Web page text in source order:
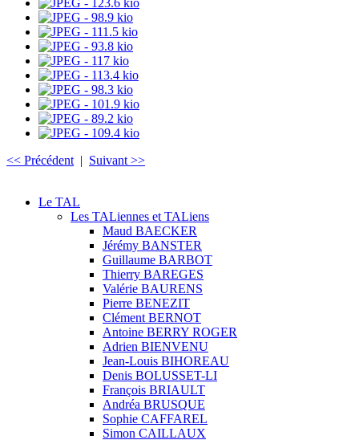
<< Précédent | Suivant >>
Le TAL
Les TALiennes et TALiens
Maud BAECKER
Jérémy BANSTER
Guillaume BARBOT
Thierry BAREGES
Valérie BAURENS
Pierre BENEZIT
Clément BERNOT
Antoine BERRY ROGER
Adrien BIENVENU
Jean-Louis BIHOREAU
Denis BOLUSSET-LI
François BRIAULT
Andréa BRUSQUE
Sophie CAFFAREL
Simon CAILLAUX